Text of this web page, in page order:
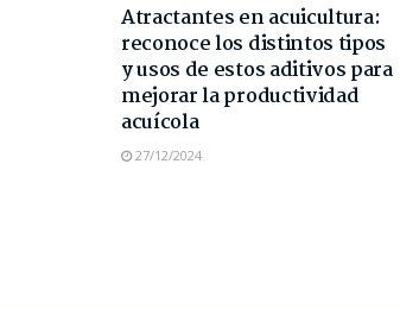
Atractantes en acuicultura:
reconoce los distintos tipos
y usos de estos aditivos para
mejorar la productividad
acuícola
27/12/2024